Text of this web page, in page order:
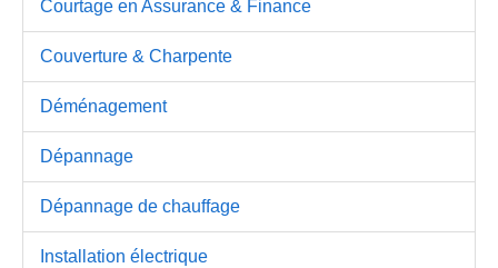
Courtage en Assurance & Finance
Couverture & Charpente
Déménagement
Dépannage
Dépannage de chauffage
Installation électrique